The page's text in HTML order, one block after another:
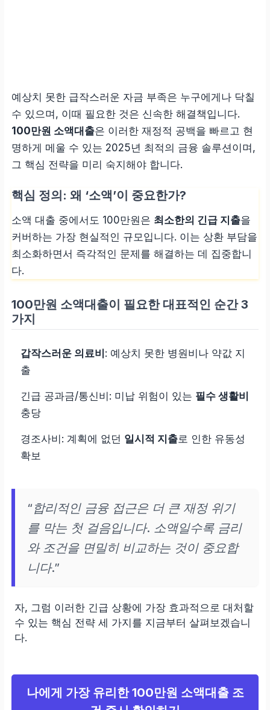
예상치 못한 급작스러운 자금 부족은 누구에게나 닥칠
수 있으며, 이때 필요한 것은 신속한 해결책입니다.
100만원 소액대출은 이러한 재정적 공백을 빠르고 현
명하게 메울 수 있는 2025년 최적의 금융 솔루션이며,
그 핵심 전략을 미리 숙지해야 합니다.
핵심 정의: 왜 ‘소액’이 중요한가?
소액 대출 중에서도 100만원은 최소한의 긴급 지출을
커버하는 가장 현실적인 규모입니다. 이는 상환 부담을
최소화하면서 즉각적인 문제를 해결하는 데 집중합니
다.
100만원 소액대출이 필요한 대표적인 순간 3
가지
갑작스러운 의료비 : 예상치 못한 병원비나 약값 지
출
긴급 공과금/통신비: 미납 위험이 있는 필수 생활비
충당
경조사비: 계획에 없던 일시적 지출로 인한 유동성
확보
“합리적인 금융 접근은 더 큰 재정 위기
를 막는 첫 걸음입니다. 소액일수록 금리
와 조건을 면밀히 비교하는 것이 중요합
니다.”
자, 그럼 이러한 긴급 상황에 가장 효과적으로 대처할
수 있는 핵심 전략 세 가지를 지금부터 살펴보겠습니
다.
나에게 가장 유리한 100만원 소액대출 조